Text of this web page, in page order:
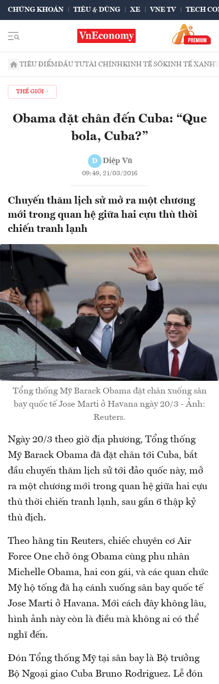
CHỨNG KHOÁN TIÊU & DÙNG XE VNE TV TECH
TIÊU ĐIỂMĐẦU TƯTÀI CHÍNHKINH TẾ SỐKINH TẾ XANH
THẾ GIỚI
Obama đặt chân đến Cuba: “Que
bola, Cuba?”
D Diệp Vũ
09:49, 21/03/2016
Chuyến thăm lịch sử mở ra một chương
mới trong quan hệ giữa hai cựu thù thời
chiến tranh lạnh
Tổng thống Mỹ Barack Obama đặt chân xuống sân
bay quốc tế Jose Marti ở Havana ngày 20/3 - Ảnh:
Reuters.
Ngày 20/3 theo giờ địa phương, Tổng thống
Mỹ Barack Obama đã đặt chân tới Cuba, bắt
đầu chuyến thăm lịch sử tới đảo quốc này, mở
ra một chương mới trong quan hệ giữa hai cựu
thù thời chiến tranh lạnh, sau gần 6 thập kỷ
thù địch.
Theo hãng tin Reuters, chiếc chuyên cơ Air
Force One chở ông Obama cùng phu nhân
Michelle Obama, hai con gái, và các quan chức
Mỹ hộ tống đã hạ cánh xuống sân bay quốc tế
Jose Marti ở Havana. Mới cách đây không lâu,
hình ảnh này còn là điều mà không ai có thể
nghĩ đến.
Đón Tổng thống Mỹ tại sân bay là Bộ trưởng
Bộ Ngoại giao Cuba Bruno Rodriguez. Lễ đón